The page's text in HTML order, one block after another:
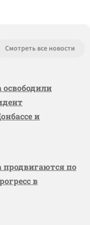
Смотреть все новости
освободили
и
продвигаются по
в